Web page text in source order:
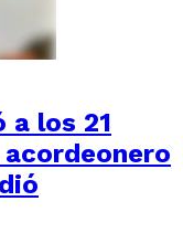
a los 21